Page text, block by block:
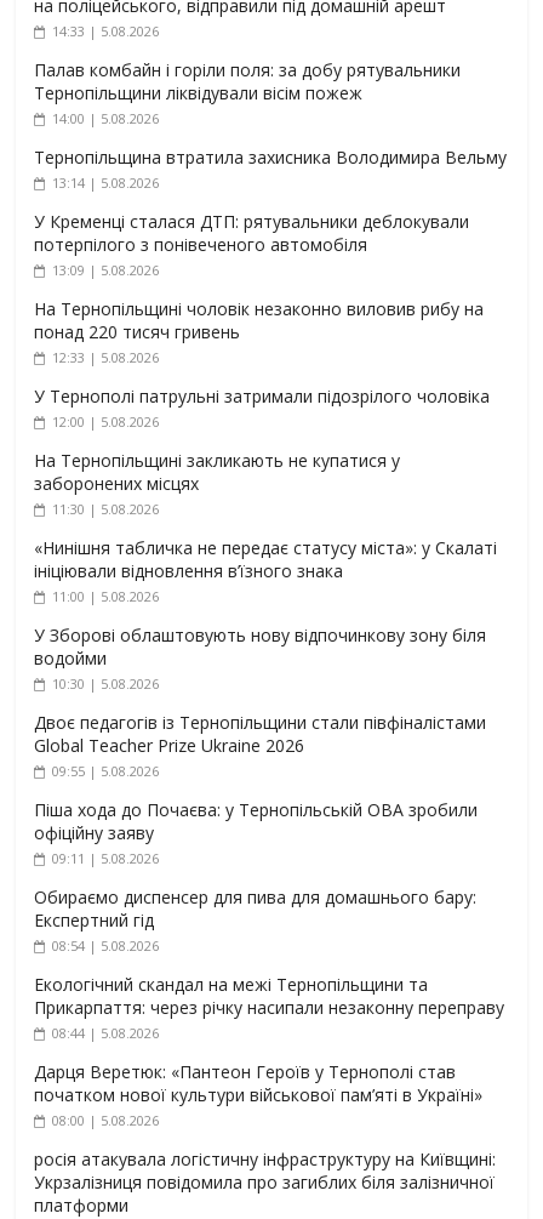
на поліцейського, відправили під домашній арешт
14:33 | 5.08.2026
Палав комбайн і горіли поля: за добу рятувальники
Тернопільщини ліквідували вісім пожеж
14:00 | 5.08.2026
Тернопільщина втратила захисника Володимира Вельму
13:14 | 5.08.2026
У Кременці сталася ДТП: рятувальники деблокували
потерпілого з понівеченого автомобіля
13:09 | 5.08.2026
На Тернопільщині чоловік незаконно виловив рибу на
понад 220 тисяч гривень
12:33 | 5.08.2026
У Тернополі патрульні затримали підозрілого чоловіка
12:00 | 5.08.2026
На Тернопільщині закликають не купатися у
заборонених місцях
11:30 | 5.08.2026
«Нинішня табличка не передає статусу міста»: у Скалаті
ініціювали відновлення в’їзного знака
11:00 | 5.08.2026
У Зборові облаштовують нову відпочинкову зону біля
водойми
10:30 | 5.08.2026
Двоє педагогів із Тернопільщини стали півфіналістами
Global Teacher Prize Ukraine 2026
09:55 | 5.08.2026
Піша хода до Почаєва: у Тернопільській ОВА зробили
офіційну заяву
09:11 | 5.08.2026
Обираємо диспенсер для пива для домашнього бару:
Експертний гід
08:54 | 5.08.2026
Екологічний скандал на межі Тернопільщини та
Прикарпаття: через річку насипали незаконну переправу
08:44 | 5.08.2026
Дарця Веретюк: «Пантеон Героїв у Тернополі став
початком нової культури військової пам’яті в Україні»
08:00 | 5.08.2026
росія атакувала логістичну інфраструктуру на Київщині:
Укрзалізниця повідомила про загиблих біля залізничної
платформи